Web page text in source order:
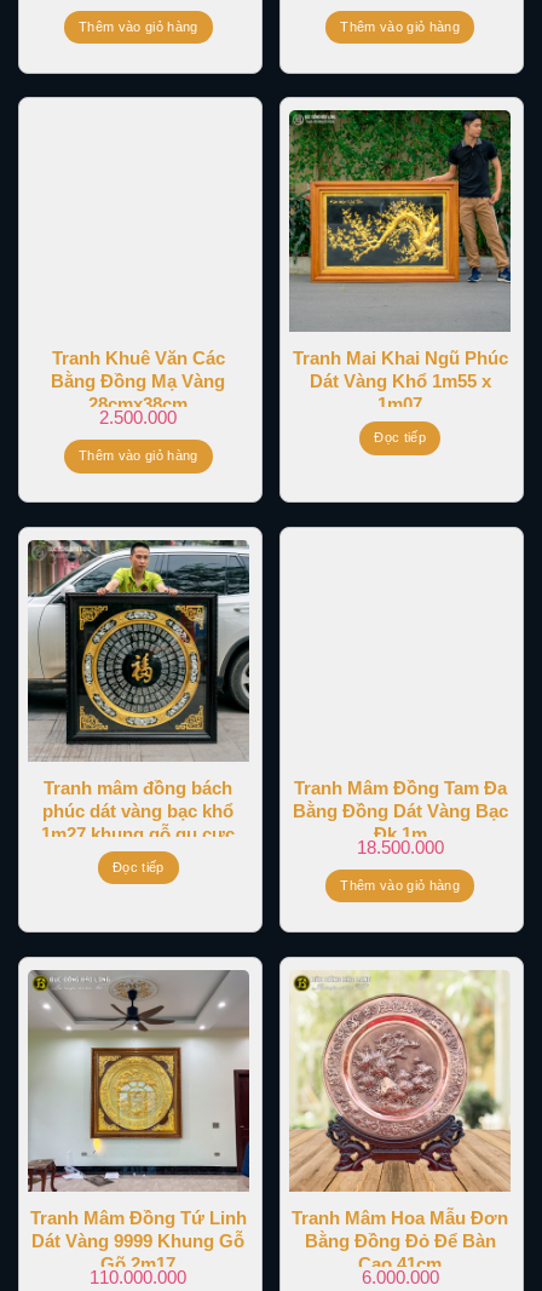
Thêm vào giỏ hàng Thêm vào giỏ hàng
Tranh Khuê Văn Các
Bằng Đồng Mạ Vàng
28cmx38cm
2.500.000
Thêm vào giỏ hàng
Tranh Mai Khai Ngũ Phúc
Dát Vàng Khổ 1m55 x
1m07
Đọc tiếp
Tranh mâm đồng bách
phúc dát vàng bạc khổ
1m27 khung gỗ gụ cực
đẹp
Đọc tiếp
Tranh Mâm Đồng Tam Đa
Bằng Đồng Dát Vàng Bạc
Đk 1m
18.500.000
Thêm vào giỏ hàng
Tranh Mâm Đồng Tứ Linh
Dát Vàng 9999 Khung Gỗ
Gõ 2m17
110.000.000
Tranh Mâm Hoa Mẫu Đơn
Bằng Đồng Đỏ Để Bàn
Cao 41cm
6.000.000